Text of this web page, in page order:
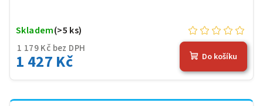
1 179 Kč bez DPH
1 427 Kč
Skladem(>5 ks)
Do košíku